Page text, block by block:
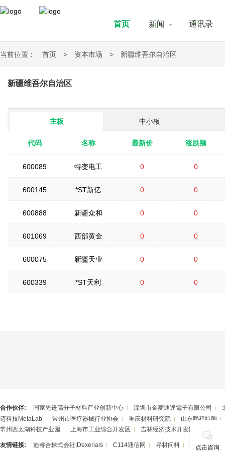
首页 新闻 通讯录
当前位置： 首页 > 资本市场 > 新疆维吾尔自治区
新疆维吾尔自治区
主板 中小板
代码 名称 最新价 涨跌额
600089 特变电工 0 0
600145 *ST新亿 0 0
600888 新疆众和 0 0
601069 西部黄金 0 0
600075 新疆天业 0 0
600339 *ST天利 0 0
合作伙伴: 国家先进高分子材料产业创新中心 深圳市金菱通達電子有限公司
迈科技MetaLab
常州市医疗器械行业协会 重庆材料研究院
山东鹏程特陶
常州西太湖科技产业园
上海市工业综合开发区 吉林经济技术开发区
友情链接: 迪睿合株式会社|Dexerials C114通信网 寻材问料 潮州三环（
点击咨询